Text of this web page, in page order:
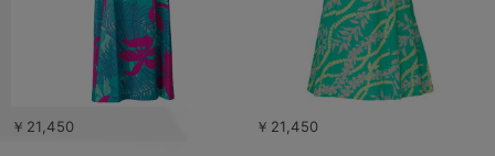
￥21,450 ￥21,450